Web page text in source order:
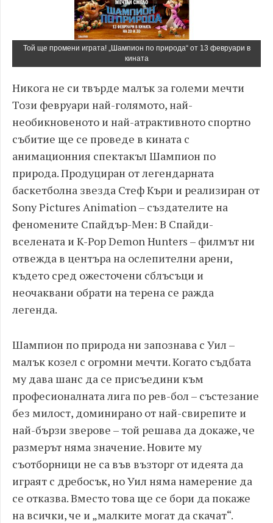
Той ще промени играта! „Шампион по природа“ от 13 февруари в
кината
Никога не си твърде малък за големи мечти
Този февруари най-голямото, най-
необикновеното и най-атрактивното спортно
събитие ще се проведе в кината с
анимационния спектакъл Шампион по
природа. Продуциран от легендарната
баскетболна звезда Стеф Къри и реализиран от
Sony Pictures Animation – създателите на
феномените Спайдър-Мен: В Спайди-
вселената и K-Pop Demon Hunters – филмът ни
отвежда в центъра на ослепителни арени,
където сред ожесточени сблъсъци и
неочаквани обрати на терена се ражда
легенда.
Шампион по природа ни запознава с Уил –
малък козел с огромни мечти. Когато съдбата
му дава шанс да се присъедини към
професионалната лига по рев-бол – състезание
без милост, доминирано от най-свирепите и
най-бързи зверове – той решава да докаже, че
размерът няма значение. Новите му
съотборници не са във възторг от идеята да
играят с дребосък, но Уил няма намерение да
се отказва. Вместо това ще се бори да покаже
на всички, че и „малките могат да скачат“.